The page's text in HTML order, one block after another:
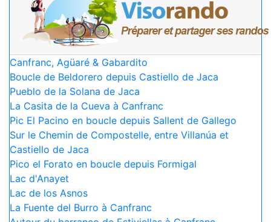
Canfranc, Agüaré & Gabardito
Boucle de Beldorero depuis Castiello de Jaca
Pueblo de la Solana de Jaca
La Casita de la Cueva à Canfranc
Pic El Pacino en boucle depuis Sallent de Gallego
Sur le Chemin de Compostelle, entre Villanúa et
Castiello de Jaca
Pico el Forato en boucle depuis Formigal
Lac d'Anayet
Lac de los Asnos
La Fuente del Burro à Canfranc